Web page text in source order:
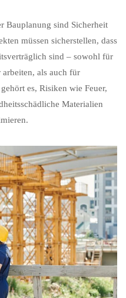
Bauplanung sind Sicherheit
müssen sicherstellen, dass
sind – sowohl für
als auch für
es, Risiken wie Feuer,
Materialien